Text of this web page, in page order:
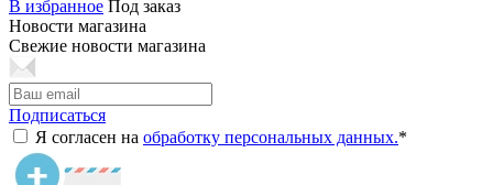
В избранное Под заказ
Новости магазина
Свежие новости магазина
Подписаться
Я согласен на обработку персональных данных.*